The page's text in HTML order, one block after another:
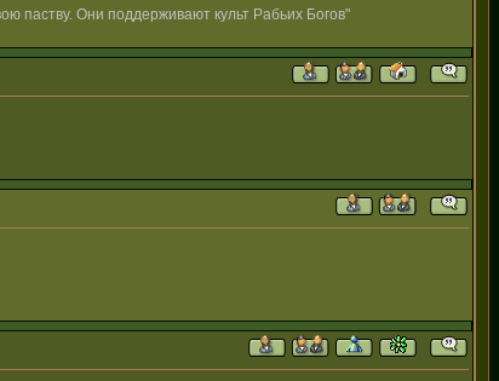
паству. Они поддерживают культ Рабьих Богов"